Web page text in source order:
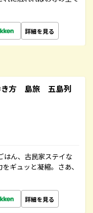
詳細を見る
き方 島旅 五島列
はん、古民家ステイな
ギュッと凝縮。さあ、
詳細を見る